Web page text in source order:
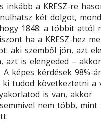
inkább a KRESZ-re
két dolgot,
1848: a többit attól
ha a KRESZ-hez
aki szemből jön, azt
azt is elengeded –
A képes kérdések 98%-
ki tudod következtetni a
is van, akkor
nem több, mint